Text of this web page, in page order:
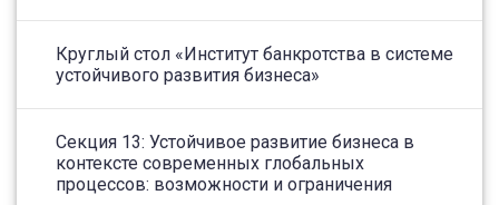
Круглый стол «Институт банкротства в системе
устойчивого развития бизнеса»
Секция 13: Устойчивое развитие бизнеса в
контексте современных глобальных
процессов: возможности и ограничения